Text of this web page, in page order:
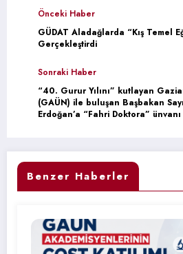
Önceki Haber
GÜDAT Aladağlarda “Kış Temel
Gerçekleştirdi
Sonraki Haber
“40. Gurur Yılını” kutlayan
(GAÜN) ile buluşan Başbakan Sayın Recep Tayyip
Erdoğan’a “Fahri Doktora”
Benzer Haberler